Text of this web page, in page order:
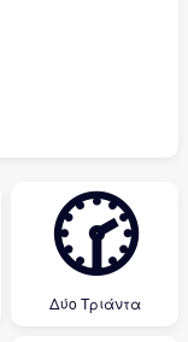
🕝
Δύο Τριάντα